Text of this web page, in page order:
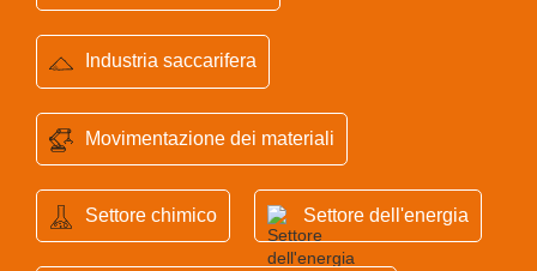
Industria saccarifera
Movimentazione dei materiali
Settore chimico Settore dell'energia